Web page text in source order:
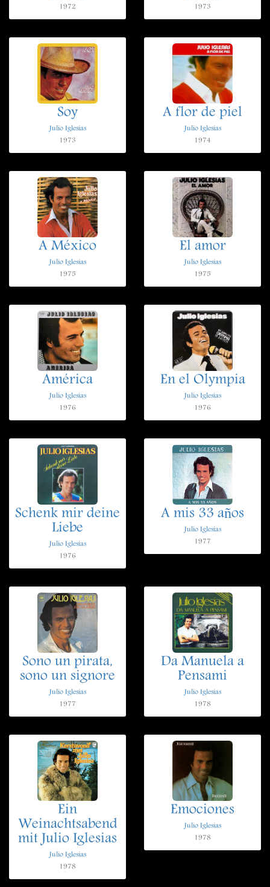
1972
1973
Soy
Julio Iglesias
1973
A flor de piel
Julio Iglesias
1974
A México
Julio Iglesias
1975
El amor
Julio Iglesias
1975
América
Julio Iglesias
1976
En el Olympia
Julio Iglesias
1976
Schenk mir deine
Liebe
Julio Iglesias
1976
A mis 33 años
Julio Iglesias
1977
Sono un pirata,
sono un signore
Julio Iglesias
1977
Da Manuela a
Pensami
Julio Iglesias
1978
Ein
Weinachtsabend
mit Julio Iglesias
Julio Iglesias
1978
Emociones
Julio Iglesias
1978